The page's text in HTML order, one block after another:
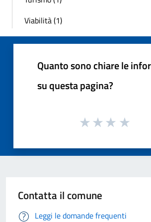
Viabilità (1)
Quanto sono chiare le
su questa pagina?
Contatta il comune
Leggi le domande frequenti